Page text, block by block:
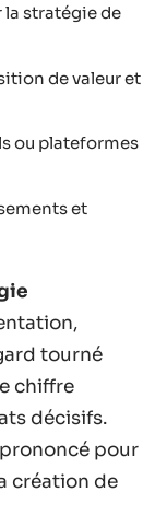
la stratégie de
de valeur et
ou plateformes
et
tourné
chiffre
décisifs.
pour
création de